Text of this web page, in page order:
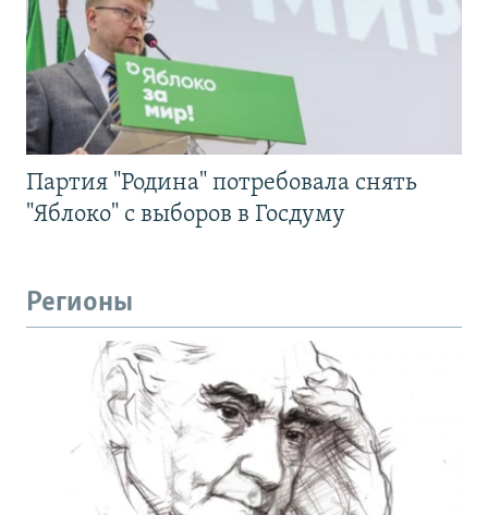
Партия "Родина" потребовала снять
"Яблоко" с выборов в Госдуму
Регионы